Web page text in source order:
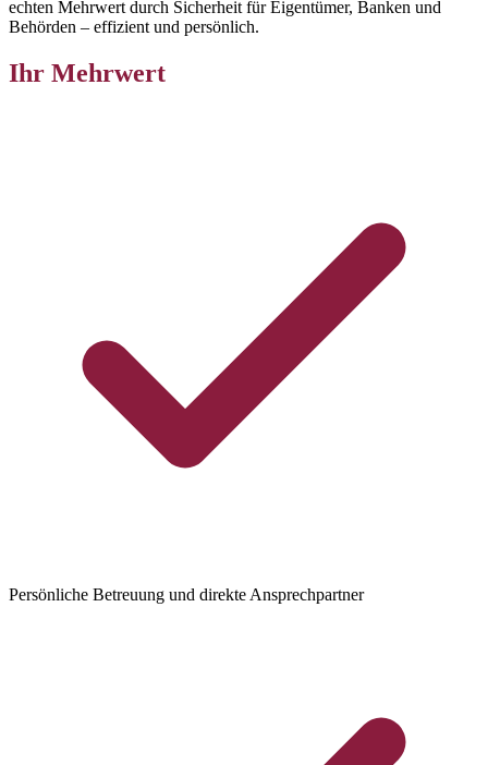
echten Mehrwert durch Sicherheit für Eigentümer, Banken und
Behörden – effizient und persönlich.
Ihr Mehrwert
Persönliche Betreuung und direkte Ansprechpartner